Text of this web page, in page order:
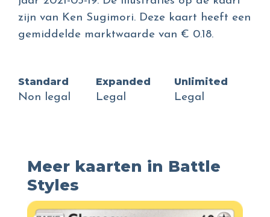
zijn van Ken Sugimori. Deze kaart heeft een
gemiddelde marktwaarde van € 0.18.
Standard
Non legal
Expanded
Legal
Unlimited
Legal
Meer kaarten in Battle
Styles